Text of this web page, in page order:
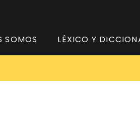
SOMOS LÉXICO Y